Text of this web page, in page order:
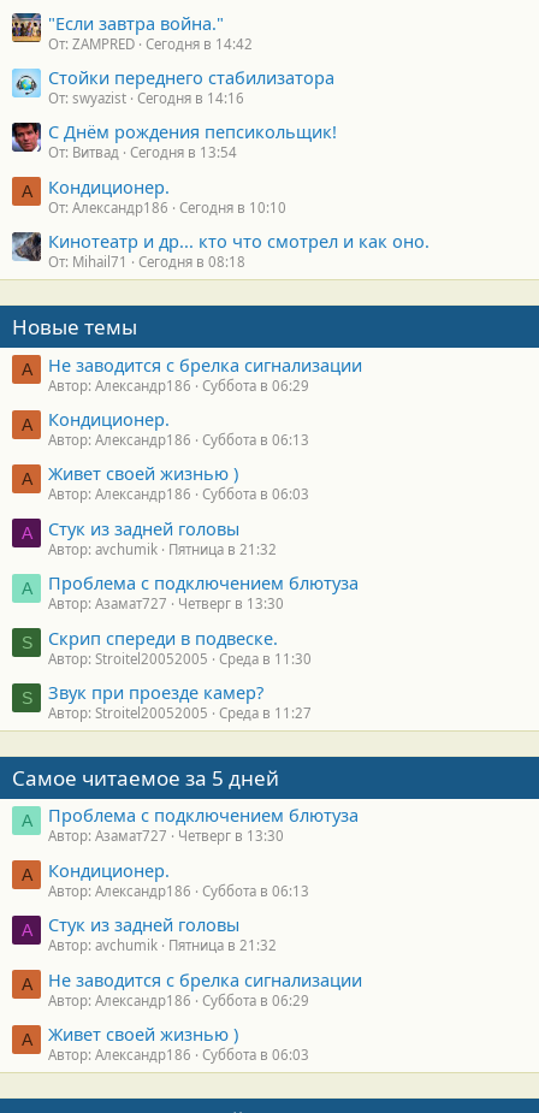
"Если завтра война."
От: ZAMPRED Сегодня в 14:42
Стойки переднего стабилизатора
От: swyazist Сегодня в 14:16
С Днём рождения пепсикольщик!
От: Витвад Сегодня в 13:54
А Кондиционер.
От: Александр186 Сегодня в 10:10
Кинотеатр и др... кто что смотрел и как оно.
От: Mihail71 Сегодня в 08:18
Новые темы
А Не заводится с брелка сигнализации
Автор: Александр186 Суббота в 06:29
А Кондиционер.
Автор: Александр186 Суббота в 06:13
А Живет своей жизнью )
Автор: Александр186 Суббота в 06:03
A Стук из задней головы
Автор: avchumik Пятница в 21:32
А Проблема с подключением блютуза
Автор: Азамат727 Четверг в 13:30
S Скрип спереди в подвеске.
Автор: Stroitel20052005 Среда в 11:30
S Звук при проезде камер?
Автор: Stroitel20052005 Среда в 11:27
Самое читаемое за 5 дней
А Проблема с подключением блютуза
Автор: Азамат727 Четверг в 13:30
А Кондиционер.
Автор: Александр186 Суббота в 06:13
A Стук из задней головы
Автор: avchumik Пятница в 21:32
А Не заводится с брелка сигнализации
Автор: Александр186 Суббота в 06:29
А Живет своей жизнью )
Автор: Александр186 Суббота в 06:03